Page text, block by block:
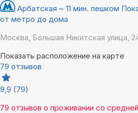
Арбатская ~ 11 мин. пешком
от метро до дома
Москва, Большая Никитская улица,
Показать расположение на карте
79 отзывов
9,9 (79)
79 отзывов о проживании со